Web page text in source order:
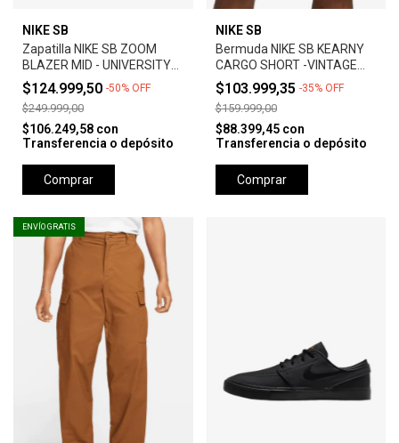
NIKE SB
Zapatilla NIKE SB ZOOM
BLAZER MID - UNIVERSITY
RED *Orange Label*
$124.999,50 -50% OFF
$249.999,00
$106.249,58 con
Transferencia o depósito
Comprar
NIKE SB
Bermuda NIKE SB KEARNY
CARGO SHORT -VINTAGE
GREEN
$103.999,35 -35% OFF
$159.999,00
$88.399,45 con
Transferencia o depósito
Comprar
ENVÍO GRATIS